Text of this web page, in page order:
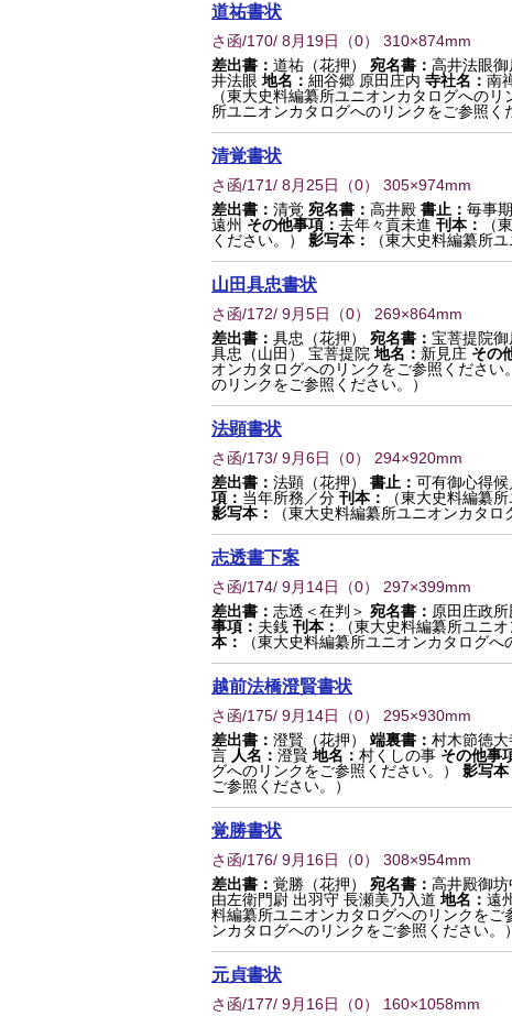
道祐書状
さ函/170/ 8月19日 （0） 310×874mm
差出書： 道祐（花押） 宛名書： 高井法眼
井法眼 地名： 細谷郷 原田庄内 寺社名： 南
（東大史料編纂所ユニオンカタログへのリ
所ユニオンカタログへのリンクをご参照く
清覚書状
さ函/171/ 8月25日 （0） 305×974mm
差出書： 清覚 宛名書： 高井殿 書止： 毎事
遠州 その他事項： 去年々貢未進 刊本：
（
ください。）
影写本： （東大史料編纂所
山田具忠書状
さ函/172/ 9月5日 （0） 269×864mm
差出書： 具忠（花押） 宛名書： 宝菩提院御
具忠（山田） 宝菩提院 地名： 新見庄 その
オンカタログへのリンクをご参照ください
のリンクをご参照ください。）
法顕書状
さ函/173/ 9月6日 （0） 294×920mm
差出書： 法顕（花押） 書止： 可有御心得
項： 当年所務／分 刊本：
（東大史料編纂
影写本：
（東大史料編纂所ユニオンカタ
志透書下案
さ函/174/ 9月14日 （0） 297×399mm
差出書： 志透＜在判＞ 宛名書： 原田庄政所
事項： 夫銭 刊本： （東大史料編纂所ユニ
本：
（東大史料編纂所ユニオンカタログへ
越前法橋澄賢書状
さ函/175/ 9月14日 （0） 295×930mm
差出書： 澄賢（花押） 端裏書： 村木節徳
言 人名： 澄賢 地名： 村くしの事 その他事
グへのリンクをご参照ください。）
影写本
ご参照ください。）
覚勝書状
さ函/176/ 9月16日 （0） 308×954mm
差出書： 覚勝（花押） 宛名書： 高井殿御坊
由左衛門尉 出羽守 長瀬美乃入道 地名： 遠
料編纂所ユニオンカタログへのリンクをご
ンカタログへのリンクをご参照ください。）
元貞書状
さ函/177/ 9月16日 （0） 160×1058mm